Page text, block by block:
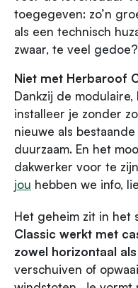
toegegeven: zo’n
als een technisch
zwaar, te veel gedoe?
Niet met Herbaroof
Dankzij de
installeer je zonder
nieuwe als
duurzaam. En het
dakwerker voor te
jou hebben we info,
Het geheim zit in het
Classic werkt met
zowel horizontaal
verschuiven of